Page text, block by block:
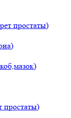
простаты)
простаты)